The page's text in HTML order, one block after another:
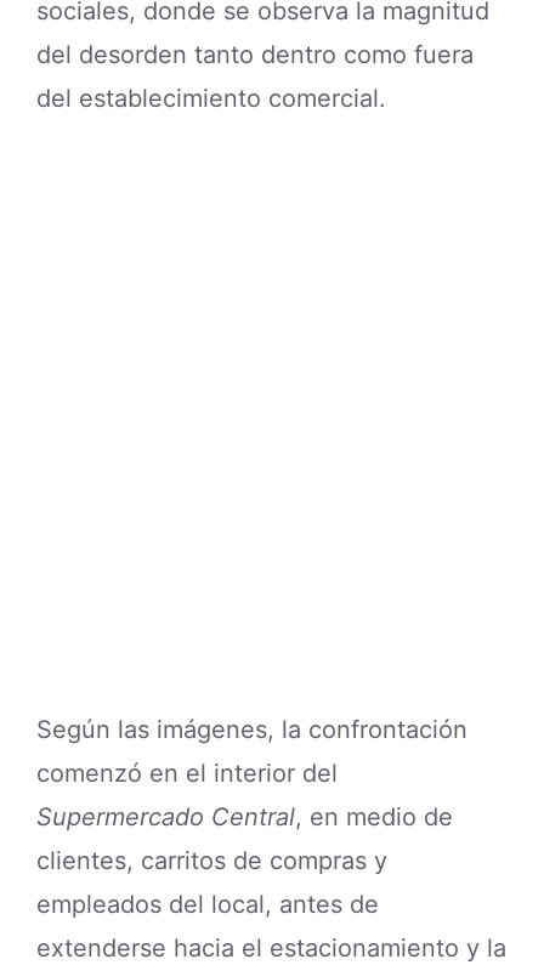
sociales, donde se observa la magnitud
del desorden tanto dentro como fuera
del establecimiento comercial.
Según las imágenes, la confrontación
comenzó en el interior del
Supermercado Central, en medio de
clientes, carritos de compras y
empleados del local, antes de
extenderse hacia el estacionamiento y la